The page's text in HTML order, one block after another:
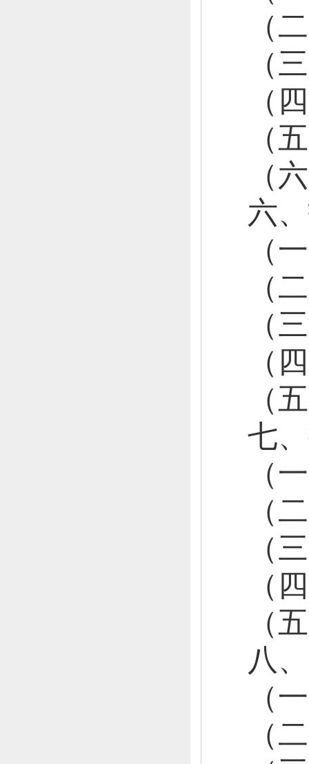
（
（
（
（
（
六、
（
（
（
（
（
七、
（
（
（
（
（
八、
（
（